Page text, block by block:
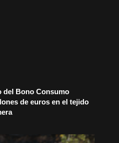
del Bono Consumo
de euros en el tejido